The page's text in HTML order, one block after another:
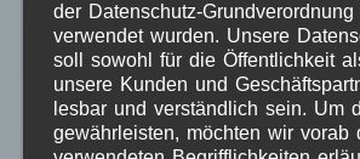
der Datenschutz-Grundverordnung
verwendet wurden. Unsere
soll sowohl für die Öffentlichkeit
unsere Kunden und
lesbar und verständlich sein. Um
gewährleisten, möchten wir vorab